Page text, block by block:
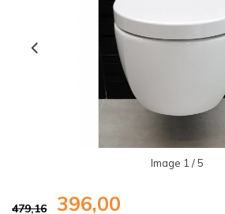
Image 1 / 5
479,16 396,00